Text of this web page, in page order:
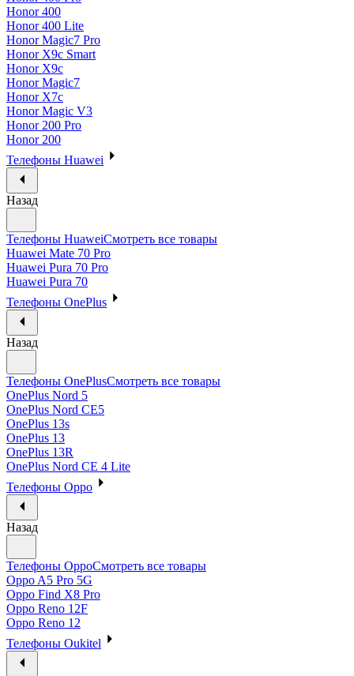
Honor 400
Honor 400 Lite
Honor Magic7 Pro
Honor X9c Smart
Honor X9c
Honor Magic7
Honor X7c
Honor Magic V3
Honor 200 Pro
Honor 200
Телефоны Huawei
Назад
Телефоны HuaweiСмотреть все товары
Huawei Mate 70 Pro
Huawei Pura 70 Pro
Huawei Pura 70
Телефоны OnePlus
Назад
Телефоны OnePlusСмотреть все товары
OnePlus Nord 5
OnePlus Nord CE5
OnePlus 13s
OnePlus 13
OnePlus 13R
OnePlus Nord CE 4 Lite
Телефоны Oppo
Назад
Телефоны OppoСмотреть все товары
Oppo A5 Pro 5G
Oppo Find X8 Pro
Oppo Reno 12F
Oppo Reno 12
Телефоны Oukitel